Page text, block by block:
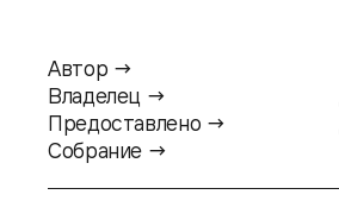
Автор →
Владелец →
Предоставлено →
Собрание →